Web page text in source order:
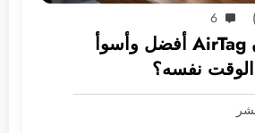
6
لماذا قد يكون AirTag أفضل وأسوأ
نفسه؟